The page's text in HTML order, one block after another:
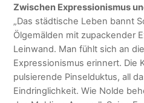
Zwischen Expressionismus
„Das städtische Leben bannt
Ölgemälden mit zupackender
Leinwand. Man fühlt sich an
Expressionismus erinnert. Die
pulsierende Pinselduktus, all
Eindringlichkeit. Wie Nolde